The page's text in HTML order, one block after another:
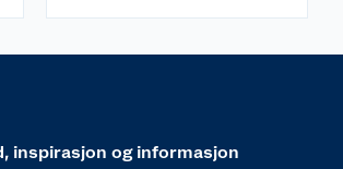
inspirasjon og informasjon